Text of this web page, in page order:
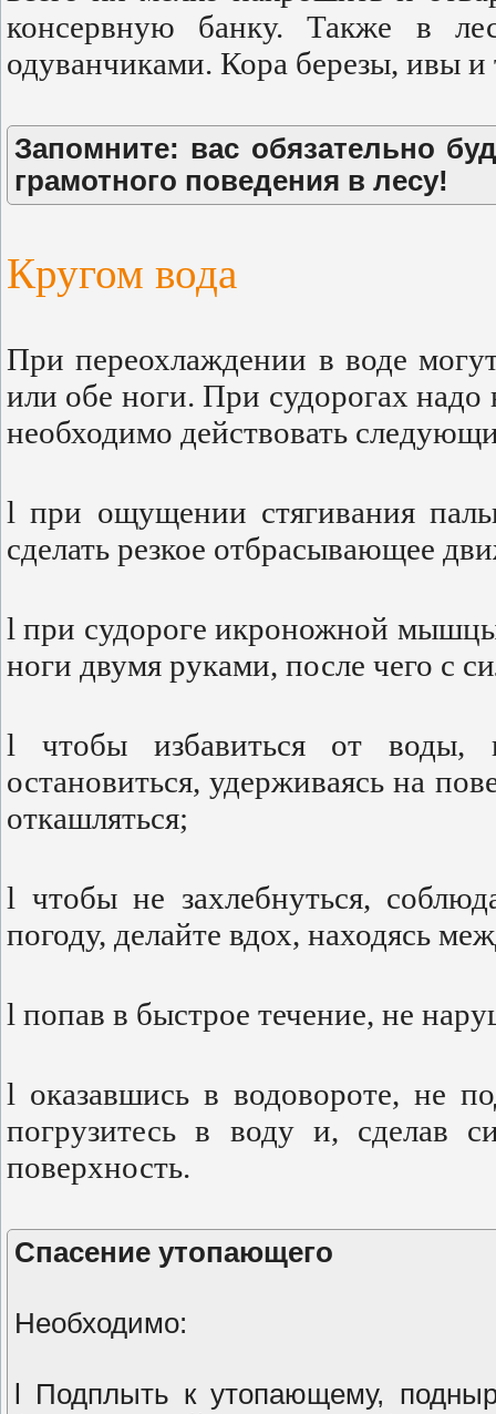
консервную банку. Также в
одуванчиками. Кора березы, ивы и
Запомните: вас обязательно
грамотного поведения в лесу!
Кругом вода
При переохлаждении в воде
или обе ноги. При судорогах
необходимо действовать
l при ощущении стягивания
сделать резкое отбрасывающее
l при судороге икроножной мышцы
ноги двумя руками, после чего с
l чтобы избавиться от воды,
остановиться, удерживаясь на
откашляться;
l чтобы не захлебнуться,
погоду, делайте вдох, находясь
l попав в быстрое течение, не
l оказавшись в водовороте, не
погрузитесь в воду и, сделав
поверхность.
Спасение утопающего
Необходимо:
l Подплыть к утопающему,